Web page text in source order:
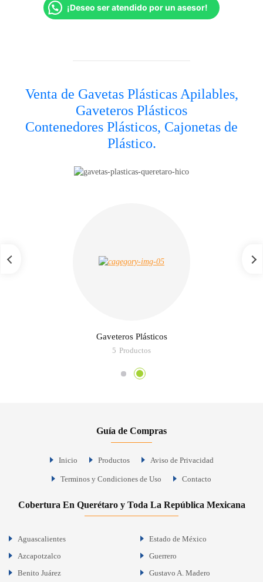
¡Deseo ser atendido por un asesor!
Venta de Gavetas Plásticas Apilables,
Gaveteros Plásticos
Contenedores Plásticos, Cajonetas de
Plástico.
Gaveteros Plásticos
5 Productos
Guía de Compras
Inicio Productos Aviso de Privacidad
Terminos y Condiciones de Uso Contacto
Cobertura En Querétaro y Toda La República Mexicana
Aguascalientes
Azcapotzalco
Benito Juárez
Estado de México
Guerrero
Gustavo A. Madero